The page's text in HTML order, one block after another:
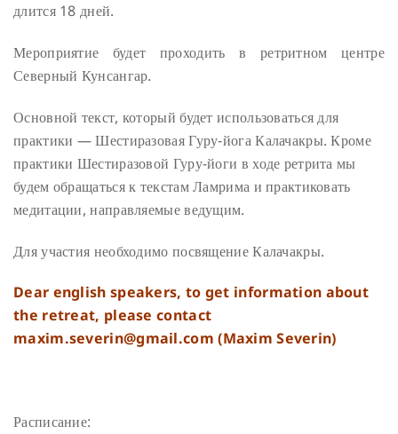
длится 18 дней.
Мероприятие будет проходить в ретритном центре
Северный Кунсангар.
Основной текст, который будет использоваться для
практики — Шестиразовая Гуру-йога Калачакры. Кроме
практики Шестиразовой Гуру-йоги в ходе ретрита мы
будем обращаться к текстам Ламрима и практиковать
медитации, направляемые ведущим.
Для участия необходимо посвящение Калачакры.
Dear english speakers, to get information about
the retreat, please contact
maxim.severin@gmail.com (Maxim Severin)
Расписание: